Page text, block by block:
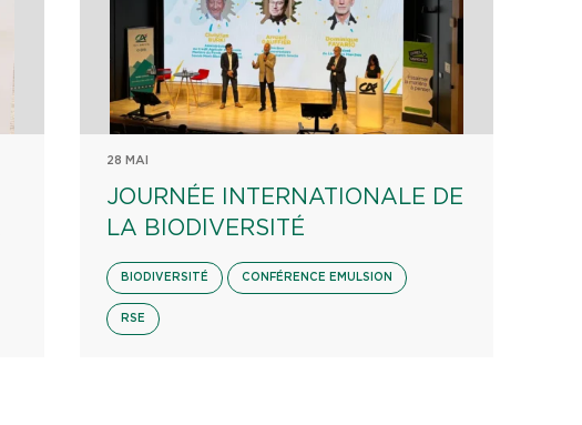
28 MAI
JOURNÉE INTERNATIONALE DE
LA BIODIVERSITÉ
BIODIVERSITÉ CONFÉRENCE EMULSION
RSE